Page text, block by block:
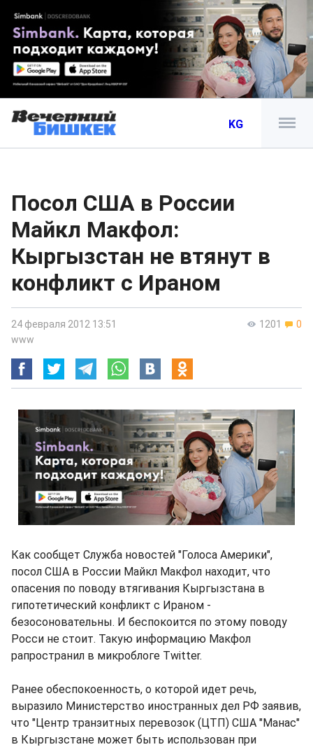
KG
Посол США в России
Майкл Макфол:
Кыргызстан не втянут в
конфликт с Ираном
1201 0
24 февраля 2012 13:51
www
Как сообщет Служба новостей "Голоса Америки",
посол США в России Майкл Макфол находит, что
опасения по поводу втягивания Кыргызстана в
гипотетический конфликт с Ираном -
безосоновательны. И беспокоится по этому поводу
Росси не стоит. Такую информацию Макфол
рапространил в микроблоге Twitter.
Ранее обеспокоенность, о которой идет речь,
выразило Министерство иностранных дел РФ заявив,
что "Центр транзитных перевозок (ЦТП) США "Манас"
в Кыргызстане может быть использован при